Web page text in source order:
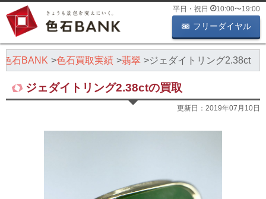
平日・祝日 10:00〜19:00
フリーダイヤル
石BANK 色石買取実績 翡翠 ジェダイトリング2.38ct
ジェダイトリング2.38ctの買取
更新日： 2019年07月10日